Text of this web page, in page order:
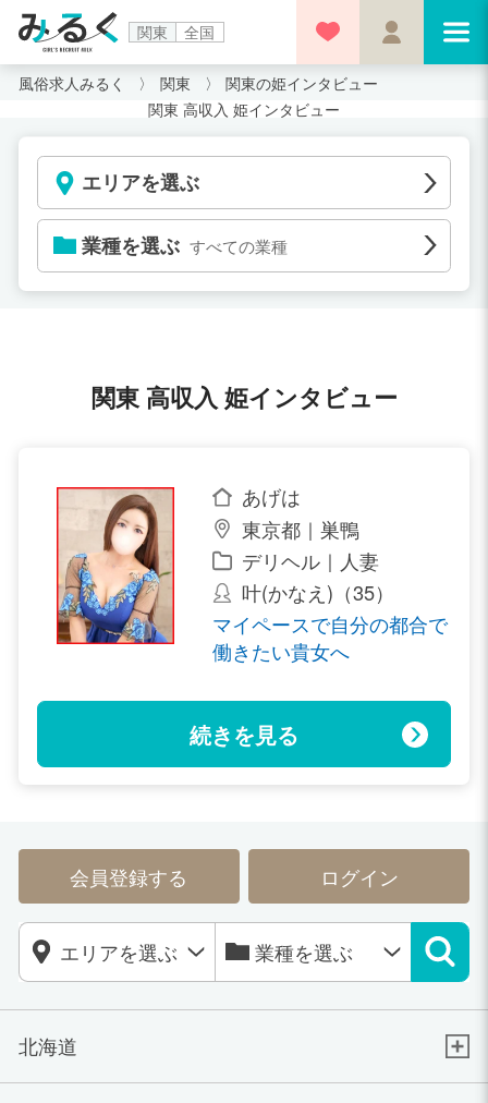
関東 全国
風俗求人みるく 関東
関東の姫インタビュー
関東 高収入 姫インタビュー
エリアを選ぶ
業種を選ぶ すべての業種
関東 高収入 姫インタビュー
あげは
東京都｜巣鴨
デリヘル｜人妻
叶(かなえ)（35）
マイペースで自分の都合で
働きたい貴女へ
続きを見る
会員登録する ログイン
北海道